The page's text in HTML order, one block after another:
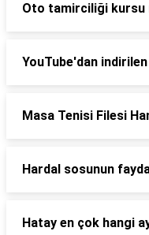
Oto tamirciliği kursu
YouTube'dan
Masa Tenisi Filesi
Hardal sosunun
Hatay en çok hangi